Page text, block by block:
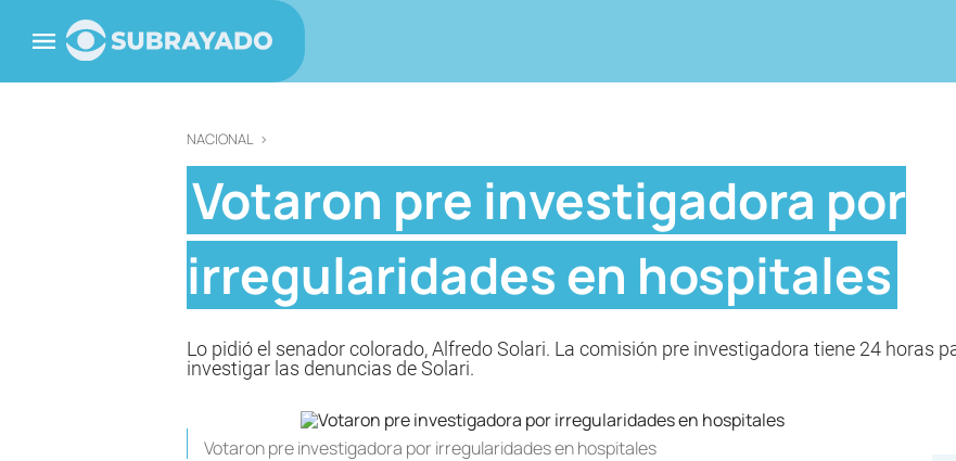
NACIONAL >
Votaron pre investigadora por
irregularidades en hospitales
Lo pidió el senador colorado, Alfredo Solari. La comisión pre investigadora tiene 24 horas
investigar las denuncias de Solari.
Votaron pre investigadora por irregularidades en hospitales